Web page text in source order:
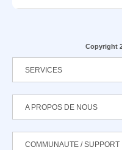
Copyright
SERVICES
A PROPOS DE NOUS
COMMUNAUTE / SUPPORT